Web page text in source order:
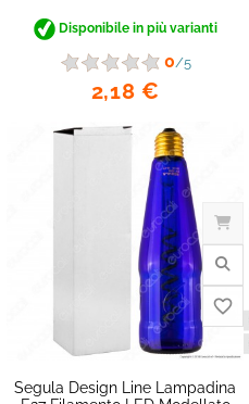
Disponibile in più varianti
0/5
2,18 €
Segula Design Line Lampadina